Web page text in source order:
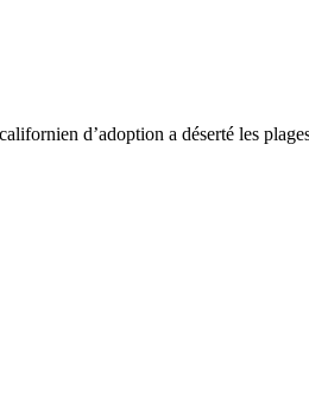
d’adoption a déserté les